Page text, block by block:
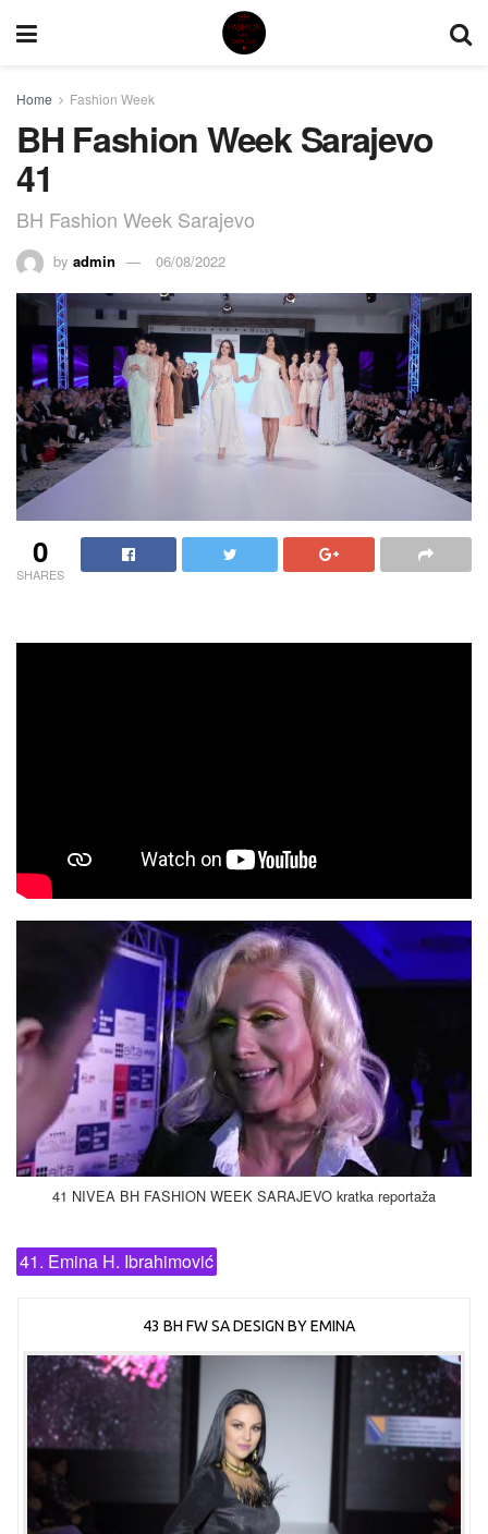
Home Fashion Week
BH Fashion Week Sarajevo
41
BH Fashion Week Sarajevo
by admin 06/08/2022
0
SHARES
41 NIVEA BH FASHION WEEK SARAJEVO kratka reportaža
41. Emina H. Ibrahimović
43 BH FW SA DESIGN BY EMINA